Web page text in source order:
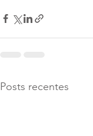
Posts recentes